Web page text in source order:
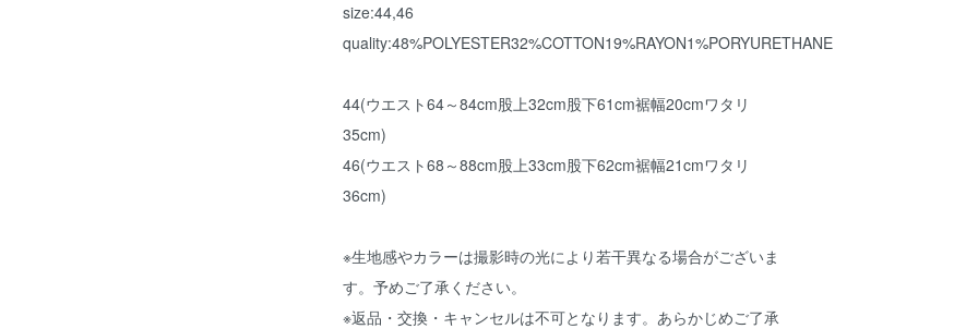
size:44,46
quality:48%POLYESTER32%COTTON19%RAYON1%PORYURETHANE
44(ウエスト64～84cm股上32cm股下61cm裾幅20cmワタリ
35cm)
46(ウエスト68～88cm股上33cm股下62cm裾幅21cmワタリ
36cm)
※生地感やカラーは撮影時の光により若干異なる場合がございま
す。予めご了承ください。
※返品・交換・キャンセルは不可となります。あらかじめご了承